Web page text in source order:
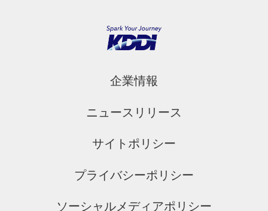
企業情報
ニュースリリース
サイトポリシー
プライバシーポリシー
ソーシャルメディアポリシー